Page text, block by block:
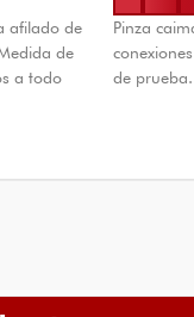
afilado de
de
a todo
Pinza
de